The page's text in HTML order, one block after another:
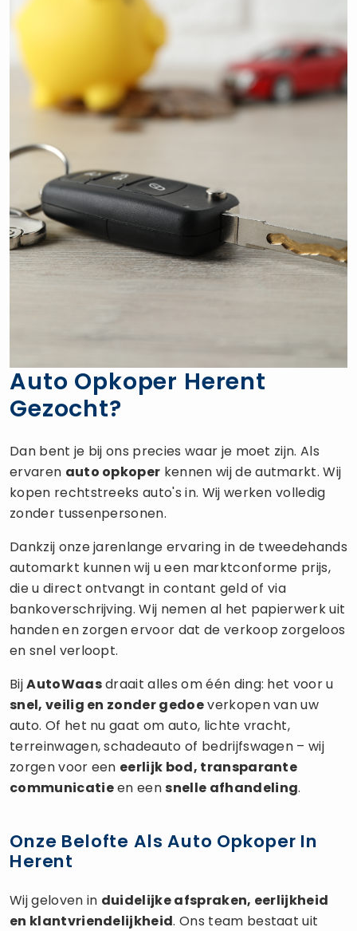
Auto Opkoper Herent
Gezocht?
Dan bent je bij ons precies waar je moet zijn. Als
ervaren auto opkoper kennen wij de autmarkt. Wij
kopen rechtstreeks auto's in. Wij werken volledig
zonder tussenpersonen.
Dankzij onze jarenlange ervaring in de tweedehands
automarkt kunnen wij u een marktconforme prijs,
die u direct ontvangt in contant geld of via
bankoverschrijving. Wij nemen al het papierwerk uit
handen en zorgen ervoor dat de verkoop zorgeloos
en snel verloopt.
BijAutoWaasdraait alles om één ding: het voor u
snel, veilig en zonder gedoeverkopen van uw
auto. Of het nu gaat om auto, lichte vracht,
terreinwagen, schadeauto of bedrijfswagen – wij
zorgen voor een eerlijk bod, transparante
communicatieen eensnelle afhandeling.
Onze Belofte Als Auto Opkoper In
Herent
Wij geloven in duidelijke afspraken, eerlijkheid
en klantvriendelijkheid. Ons team bestaat uit